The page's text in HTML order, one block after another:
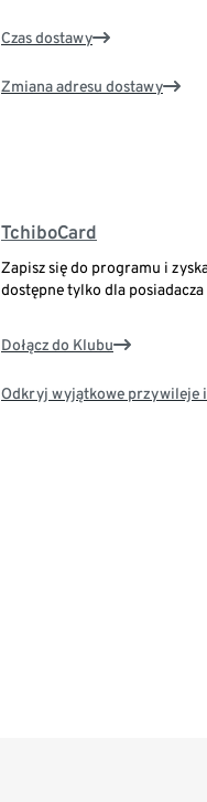
Czas dostawy
Zmiana adresu dostawy
TchiboCard
Zapisz się do programu i
dostępne tylko dla
Dołącz do Klubu
Odkryj wyjątkowe przywileje